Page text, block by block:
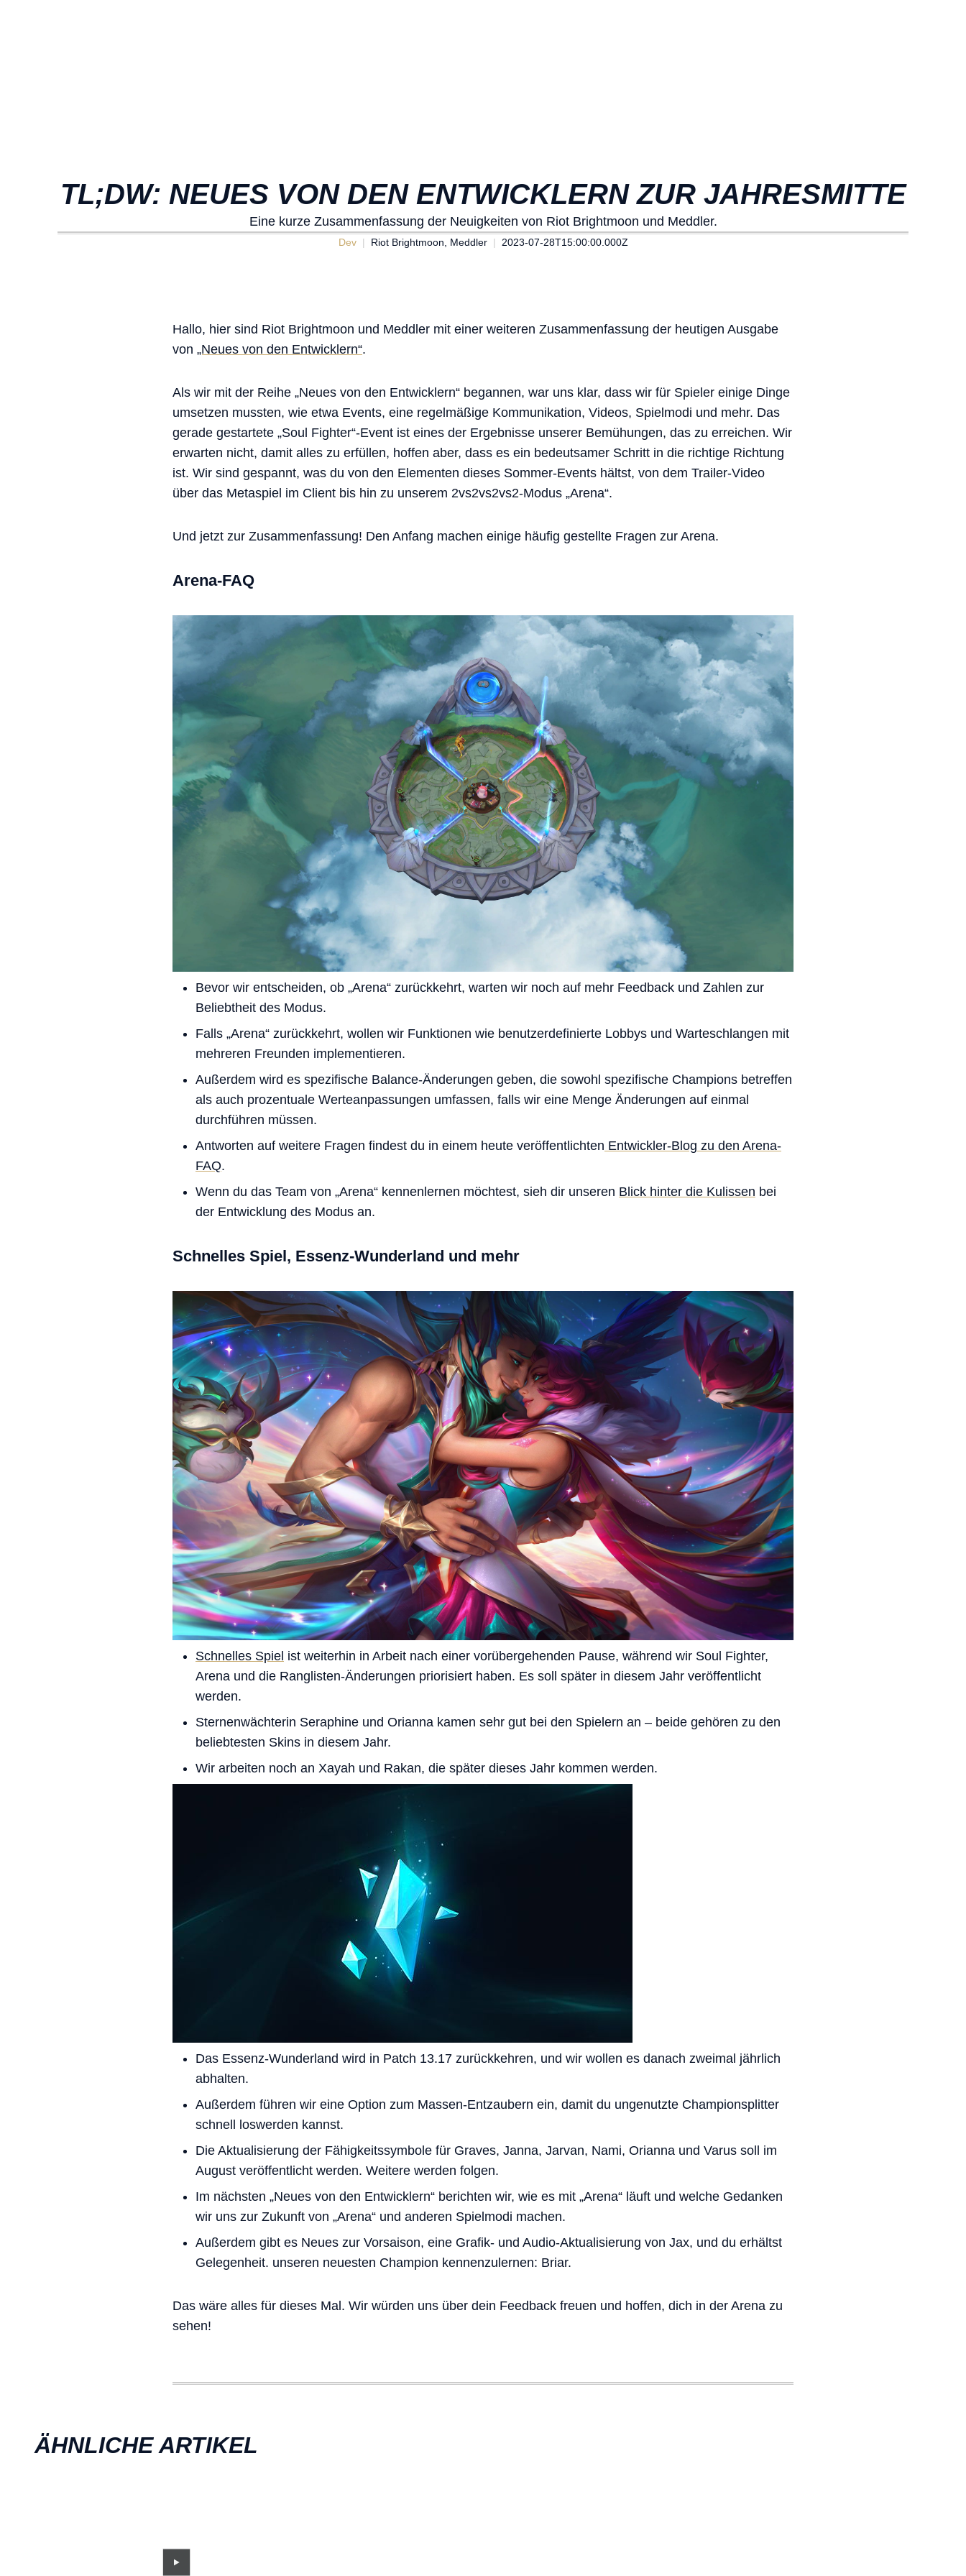
TL;DW: NEUES VON DEN ENTWICKLERN ZUR JAHRESMITTE
Eine kurze Zusammenfassung der Neuigkeiten von Riot Brightmoon und Meddler.
Dev Riot Brightmoon, Meddler 2023-07-28T15:00:00.000Z
Hallo, hier sind Riot Brightmoon und Meddler mit einer weiteren Zusammenfassung der heutigen Ausgabe
von „Neues von den Entwicklern“.
Als wir mit der Reihe „Neues von den Entwicklern“ begannen, war uns klar, dass wir für Spieler einige Dinge
umsetzen mussten, wie etwa Events, eine regelmäßige Kommunikation, Videos, Spielmodi und mehr. Das
gerade gestartete „Soul Fighter“-Event ist eines der Ergebnisse unserer Bemühungen, das zu erreichen. Wir
erwarten nicht, damit alles zu erfüllen, hoffen aber, dass es ein bedeutsamer Schritt in die richtige Richtung
ist. Wir sind gespannt, was du von den Elementen dieses Sommer-Events hältst, von dem Trailer-Video
über das Metaspiel im Client bis hin zu unserem 2vs2vs2vs2-Modus „Arena“.
Und jetzt zur Zusammenfassung! Den Anfang machen einige häufig gestellte Fragen zur Arena.
Arena-FAQ
Bevor wir entscheiden, ob „Arena“ zurückkehrt, warten wir noch auf mehr Feedback und Zahlen zur
Beliebtheit des Modus.
Falls „Arena“ zurückkehrt, wollen wir Funktionen wie benutzerdefinierte Lobbys und Warteschlangen mit
mehreren Freunden implementieren.
Außerdem wird es spezifische Balance-Änderungen geben, die sowohl spezifische Champions betreffen
als auch prozentuale Werteanpassungen umfassen, falls wir eine Menge Änderungen auf einmal
durchführen müssen.
Antworten auf weitere Fragen findest du in einem heute veröffentlichten Entwickler-Blog zu den Arena-
FAQ.
Wenn du das Team von „Arena“ kennenlernen möchtest, sieh dir unseren Blick hinter die Kulissen bei
der Entwicklung des Modus an.
Schnelles Spiel, Essenz-Wunderland und mehr
Schnelles Spiel ist weiterhin in Arbeit nach einer vorübergehenden Pause, während wir Soul Fighter,
Arena und die Ranglisten-Änderungen priorisiert haben. Es soll später in diesem Jahr veröffentlicht
werden.
Sternenwächterin Seraphine und Orianna kamen sehr gut bei den Spielern an – beide gehören zu den
beliebtesten Skins in diesem Jahr.
Wir arbeiten noch an Xayah und Rakan, die später dieses Jahr kommen werden.
Das Essenz-Wunderland wird in Patch 13.17 zurückkehren, und wir wollen es danach zweimal jährlich
abhalten.
Außerdem führen wir eine Option zum Massen-Entzaubern ein, damit du ungenutzte Championsplitter
schnell loswerden kannst.
Die Aktualisierung der Fähigkeitssymbole für Graves, Janna, Jarvan, Nami, Orianna und Varus soll im
August veröffentlicht werden. Weitere werden folgen.
Im nächsten „Neues von den Entwicklern“ berichten wir, wie es mit „Arena“ läuft und welche Gedanken
wir uns zur Zukunft von „Arena“ und anderen Spielmodi machen.
Außerdem gibt es Neues zur Vorsaison, eine Grafik- und Audio-Aktualisierung von Jax, und du erhältst
Gelegenheit. unseren neuesten Champion kennenzulernen: Briar.
Das wäre alles für dieses Mal. Wir würden uns über dein Feedback freuen und hoffen, dich in der Arena zu
sehen!
ÄHNLICHE ARTIKEL